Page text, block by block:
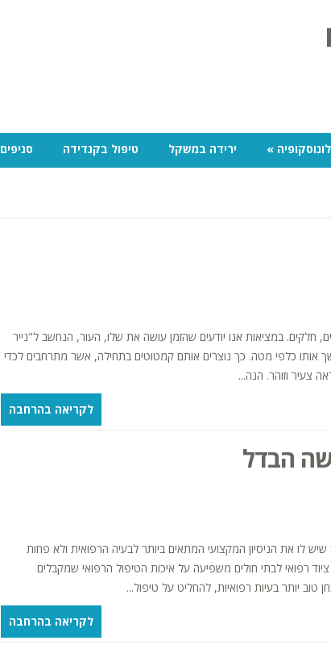
» ירידה במשקל טיפול בקנדידה סניפים
חלקים. במציאות אנו יודעים שהזמן עושה את שלו, העור, הנחשב ל"נייר
אותו כלפי מטה. כך נוצרים אותם קמטוטים בתחילה, אשר מתרחבים לכדי
צעיר וזוהר. הנה...
לקריאה בהרחבה
הבדל
לו את הניסיון המקצועי המתאים ביותר לבעיה הרפואית ולא פחות
רפואי לבתי חולים משפיעה על איכות הטיפול הרפואי שמקבלים
טוב יותר בעיות רפואיות, להחליט על טיפול...
לקריאה בהרחבה